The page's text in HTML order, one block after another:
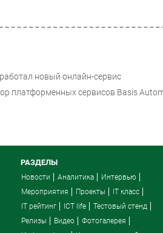
новый онлайн-сервис
платформенных сервисов Basis
РАЗДЕЛЫ
Новости Аналитика
Интервью
Мероприятия
Проекты
IT класс
IT рейтинг
ICT life
Тестовый стенд
Релизы
Видео
Фотогалерея